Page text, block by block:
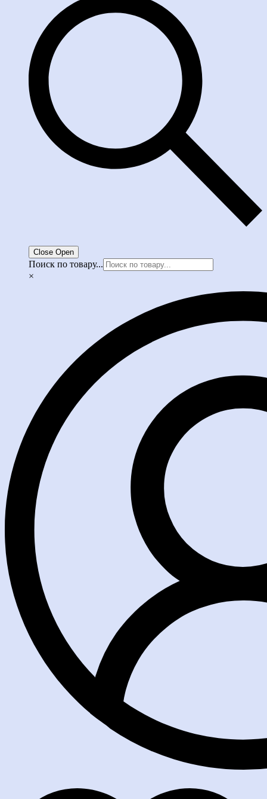
Close Open
Поиск по товару...
×